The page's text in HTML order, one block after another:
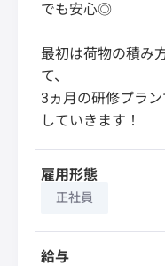
でも安心◎
最初は荷物の積み
て、
3ヵ月の研修プラ
していきます！
雇用形態
正社員
給与